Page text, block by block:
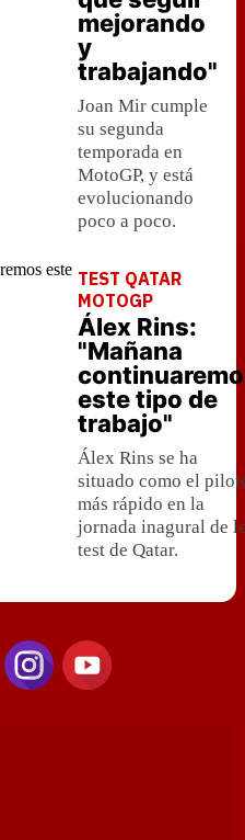
mejorando
y
trabajando"
Joan Mir cumple
su segunda
temporada en
MotoGP, y está
evolucionando
poco a poco.
TEST QATAR
MOTOGP
Álex Rins:
"Mañana
este tipo de
trabajo"
Álex Rins se ha
situado como el
más rápido en la
jornada inagural de
test de Qatar.